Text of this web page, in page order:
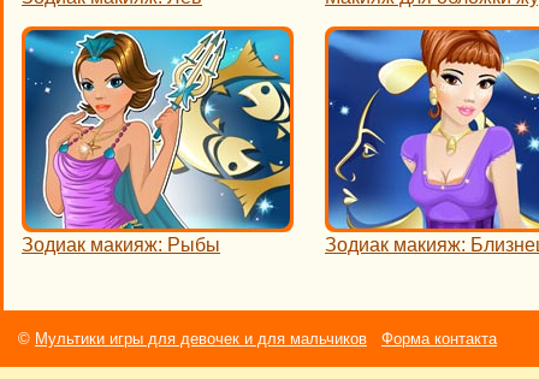
Зодиак макияж: Рыбы Зодиак макияж:
© Мультики игры для девочек и для мальчиков Форма контакта